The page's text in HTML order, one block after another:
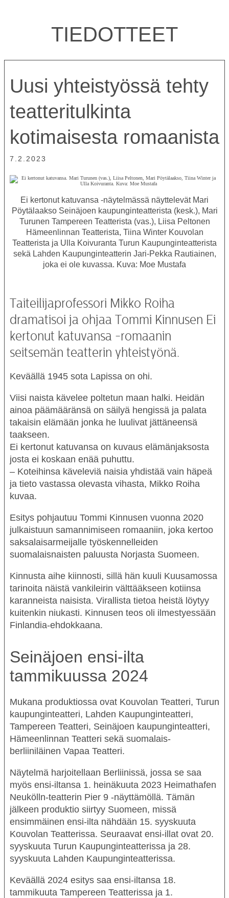
TIEDOTTEET
Uusi yhteistyössä tehty
teatteritulkinta
kotimaisesta romaanista
7.2.2023
Ei kertonut katuvansa -näytelmässä näyttelevät Mari
Pöytälaakso Seinäjoen kaupunginteatterista (kesk.), Mari
Turunen Tampereen Teatterista (vas.), Liisa Peltonen
Hämeenlinnan Teatterista, Tiina Winter Kouvolan
Teatterista ja Ulla Koivuranta Turun Kaupunginteatterista
sekä Lahden Kaupunginteatterin Jari-Pekka Rautiainen,
joka ei ole kuvassa. Kuva: Moe Mustafa
Taiteilijaprofessori Mikko Roiha
dramatisoi ja ohjaa Tommi Kinnusen Ei
kertonut katuvansa -romaanin
seitsemän teatterin yhteistyönä.
Keväällä 1945 sota Lapissa on ohi.
Viisi naista kävelee poltetun maan halki. Heidän
ainoa päämääränsä on säilyä hengissä ja palata
takaisin elämään jonka he luulivat jättäneensä
taakseen.
Ei kertonut katuvansa on kuvaus elämänjaksosta
josta ei koskaan enää puhuttu.
– Koteihinsa käveleviä naisia yhdistää vain häpeä
ja tieto vastassa olevasta vihasta, Mikko Roiha
kuvaa.
Esitys pohjautuu Tommi Kinnusen vuonna 2020
julkaistuun samannimiseen romaaniin, joka kertoo
saksalaisarmeijalle työskennelleiden
suomalaisnaisten paluusta Norjasta Suomeen.
Kinnusta aihe kiinnosti, sillä hän kuuli Kuusamossa
tarinoita näistä vankileirin välttääkseen kotiinsa
karanneista naisista. Virallista tietoa heistä löytyy
kuitenkin niukasti. Kinnusen teos oli ilmestyessään
Finlandia-ehdokkaana.
Seinäjoen ensi-ilta
tammikuussa 2024
Mukana produktiossa ovat Kouvolan Teatteri, Turun
kaupunginteatteri, Lahden Kaupunginteatteri,
Tampereen Teatteri, Seinäjoen kaupunginteatteri,
Hämeenlinnan Teatteri sekä suomalais-
berliiniläinen Vapaa Teatteri.
Näytelmä harjoitellaan Berliinissä, jossa se saa
myös ensi-iltansa 1. heinäkuuta 2023 Heimathafen
Neukölln-teatterin Pier 9 -näyttämöllä. Tämän
jälkeen produktio siirtyy Suomeen, missä
ensimmäinen ensi-ilta nähdään 15. syyskuuta
Kouvolan Teatterissa. Seuraavat ensi-illat ovat 20.
syyskuuta Turun Kaupunginteatterissa ja 28.
syyskuuta Lahden Kaupunginteatterissa.
Keväällä 2024 esitys saa ensi-iltansa 18.
tammikuuta Tampereen Teatterissa ja 1.